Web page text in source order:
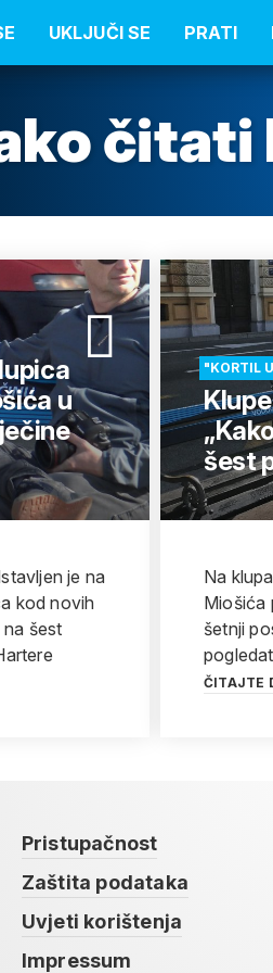
UKLJUČI SE PRATI
čitati
u
je na
kod novih
šest
"KORTIL
šest
Na
Miošića
šetnji
ČITAJTE
Pristupačnost
Zaštita podataka
Uvjeti korištenja
Impressum